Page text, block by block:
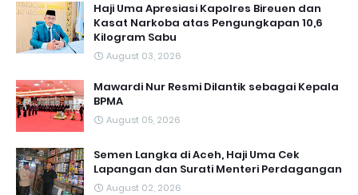
Haji Uma Apresiasi Kapolres Bireuen dan
Kasat Narkoba atas Pengungkapan 10,6
Kilogram Sabu
August 03, 2026
Mawardi Nur Resmi Dilantik sebagai Kepala
BPMA
August 05, 2026
Semen Langka di Aceh, Haji Uma Cek
Lapangan dan Surati Menteri Perdagangan
August 02, 2026